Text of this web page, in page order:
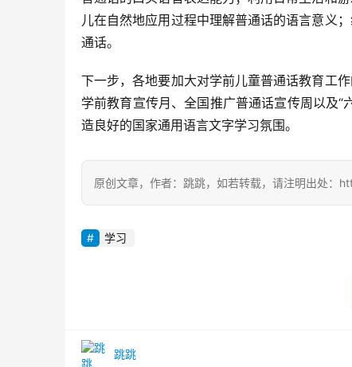
儿在自然地应用过程中理解普通话的语言意义
通话。
下一步，各地要加大对学前儿童普通话教育工
学前教育宣传月、全国推广普通话宣传周以及
造良好的国家通用语言文字学习氛围。
原创文章，作者：跳跳，如若转载，请注明出处
学习
跳跳